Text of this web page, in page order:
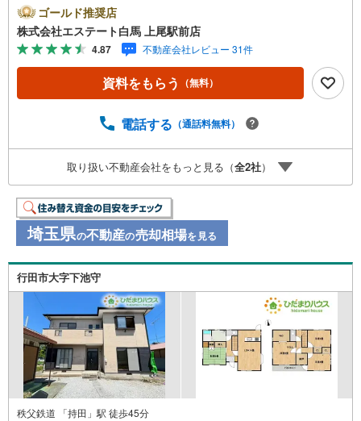
トーヨーカドー上尾駅前店」内に立地。2.無料駐車場完備
のお店立体駐車場は全480台収容可。駐車場完備してます。
3.大型キッズスペース当店自慢のキッズスペースをぜひご
覧ください。店内におむつ替えコーナーもご用意してま
す。4.年中無休・365日営業でお手伝い営業時間:10時～20
時まで。スピードある対応が自慢のお店です。5.提携FPへ
プランナーと無料相談。ローン返済について、老後や学費
宅地建物取引士やファイナンシャルプランナー、住宅ロー
ンアドバイザーなど、専門資格を持つスタッフが多数在籍
しております。お客様からの資料請求、お問い合わせをお
待ちしております。
ゴールド推奨店
株式会社エステート白馬 上尾駅前店
4.87 不動産会社レビュー 31件
資料をもらう （無料）
電話する （通話料無料）
取り扱い不動産会社をもっと見る（全2社）
埼玉県の不動産の売却相場を見る
行田市大字下池守
秩父鉄道 「持田」駅 徒歩45分